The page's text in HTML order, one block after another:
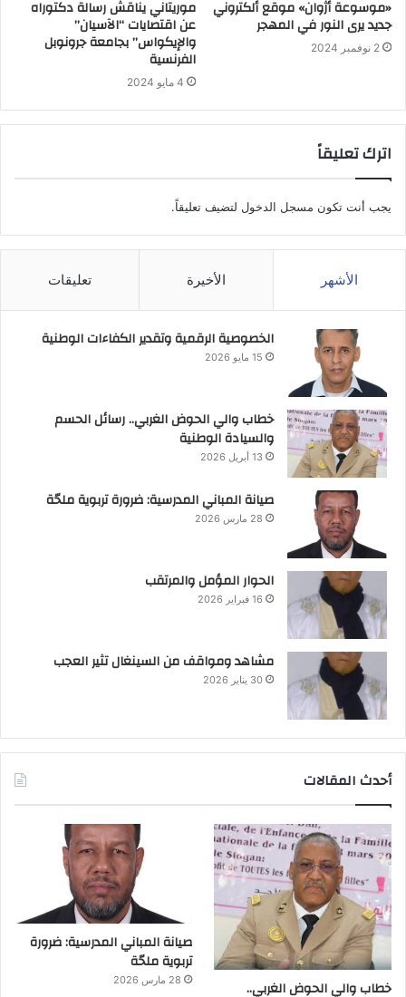
«موسوعة أژوان» موقع ألكتروني
جديد يرى النور في المهجر
2 نوفمبر 2024
موريتاني يناقش رسالة دكتوراه
عن اقتصايات “الآسيان”
والإيكواس” بجامعة جرونوبل
الفرنسية
4 مايو 2024
اترك تعليقاً
يجب أنت تكون مسجل الدخول لتضيف تعليقاً.
الأشهر الأخيرة تعليقات
الخصوصية الرقمية وتقدير الكفاءات الوطنية
15 مايو 2026
خطاب والي الحوض الغربي.. رسائل الحسم
والسيادة الوطنية
13 أبريل 2026
صيانة المباني المدرسية: ضرورة تربوية ملحّة
28 مارس 2026
الحوار المؤمل والمرتقب
16 فبراير 2026
مشاهد ومواقف من السينغال تثير العجب
30 يناير 2026
أحدث المقالات
خطاب والي الحوض الغربي..
صيانة المباني المدرسية: ضرورة
تربوية ملحّة
28 مارس 2026